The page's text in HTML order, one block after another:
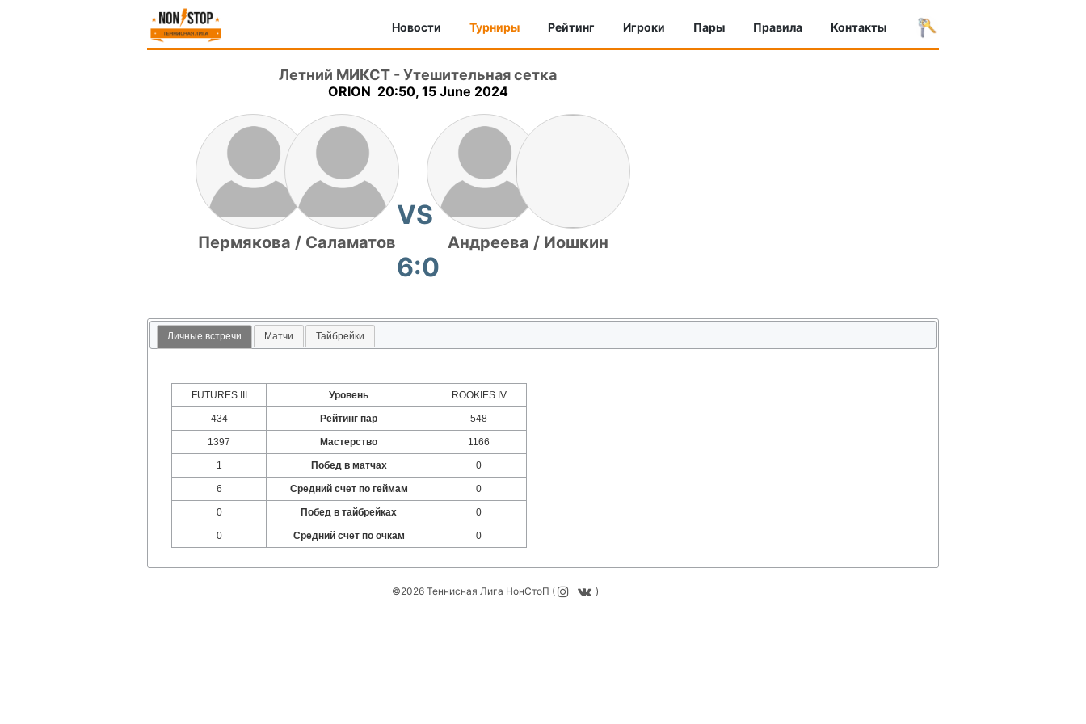
Новости Турниры Рейтинг Игроки Пары Правила Контакты
Летний МИКСТ -Утешительная сетка
ORION 20:50, 15 June 2024
Пермякова / Саламатов
VS
Андреева / Иошкин
6:0
Личные встречи Матчи Тайбрейки
FUTURES III Уровень ROOKIES IV
434 Рейтинг пар 548
1397 Мастерство 1166
1 Побед в матчах 0
6 Средний счет по геймам 0
0 Побед в тайбрейках 0
0 Средний счет по очкам 0
©2026 Теннисная Лига НонСтоП ( )